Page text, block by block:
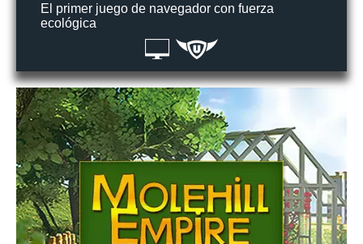
El primer juego de navegador con fuerza
ecológica